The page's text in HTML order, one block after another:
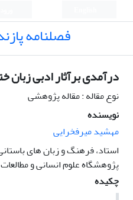
فصلنامه
درآمدی برآثار ادبی زبان
نوع مقاله : مقاله پژوهشی
نویسنده
مهشید میرفخرایی
استاد، فرهنگ و زبان های
پژوهشگاه علوم انسانی و
چکیده